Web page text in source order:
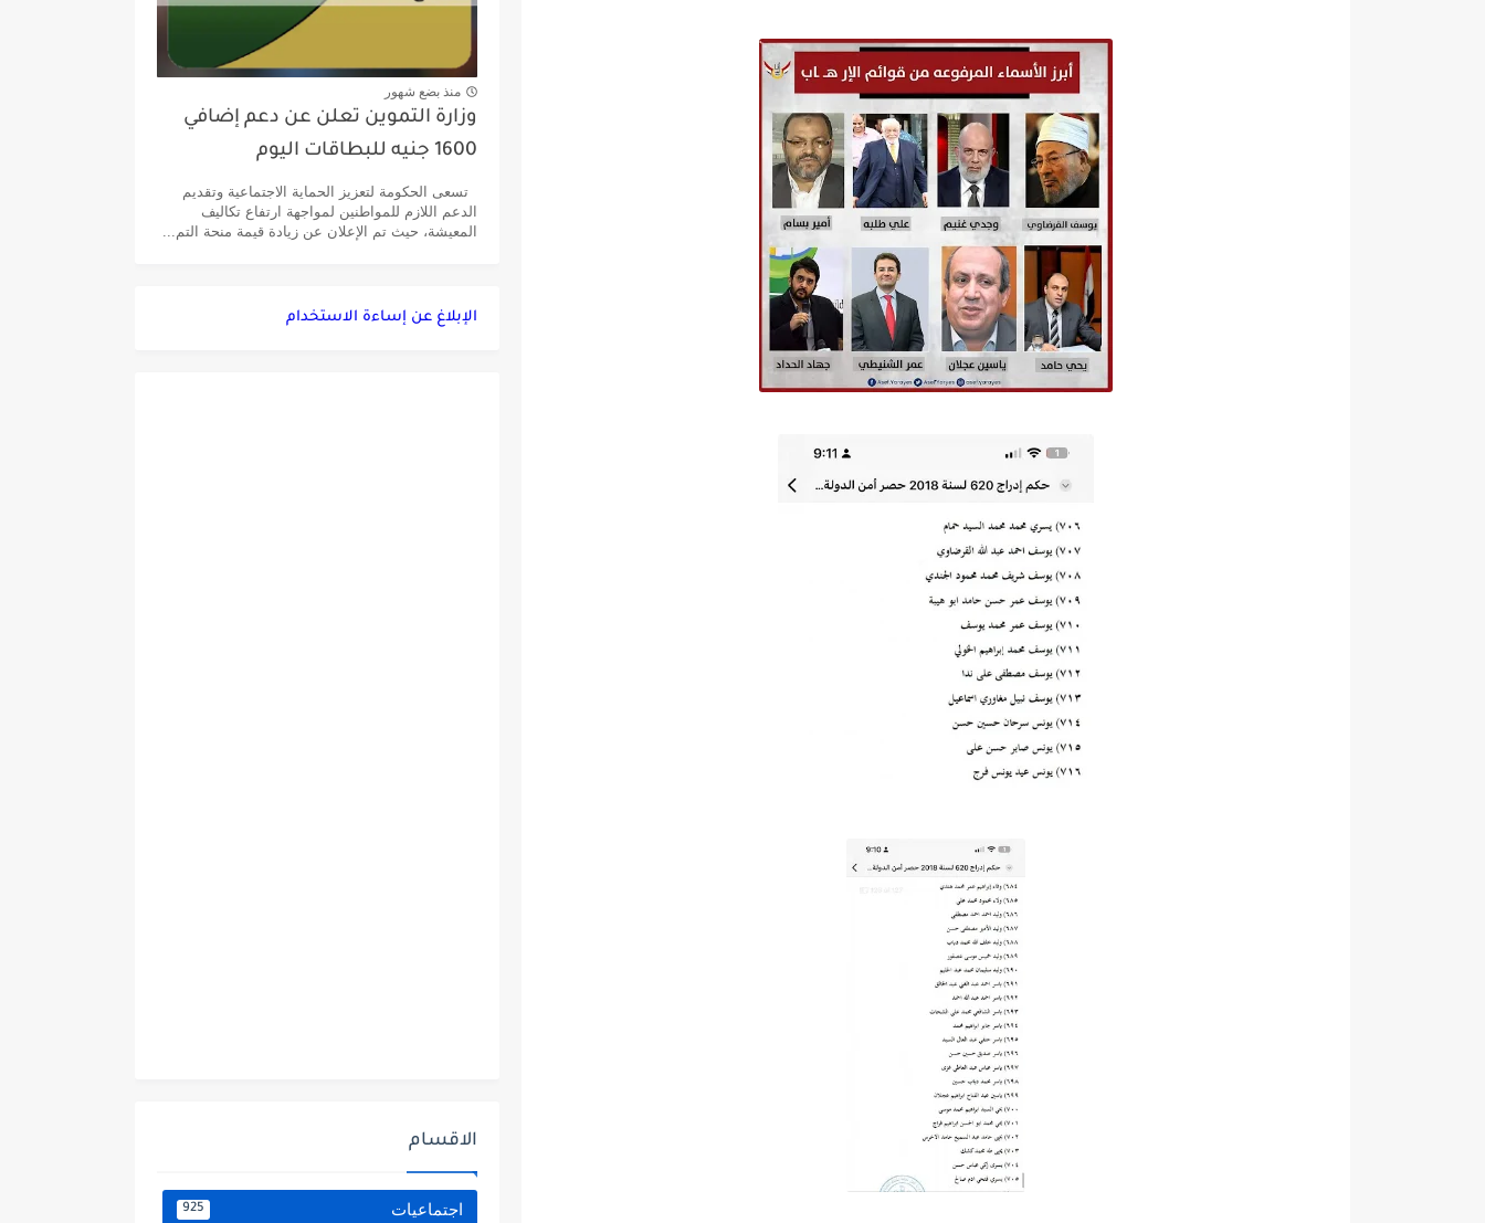
منذ بضع شهور
وزارة التموين تعلن عن دعم إضافي
1600 جنيه للبطاقات اليوم
تسعى الحكومة لتعزيز الحماية الاجتماعية وتقديم
الدعم اللازم للمواطنين لمواجهة ارتفاع تكاليف
المعيشة، حيث تم الإعلان عن زيادة قيمة منحة التم...
الإبلاغ عن إساءة الاستخدام
الاقسام
اجتماعيات 925